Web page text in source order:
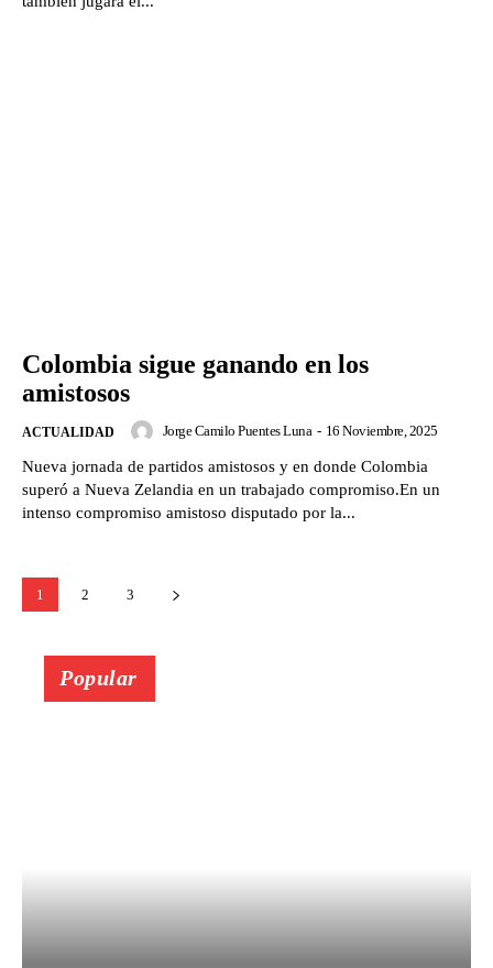
Colombia sigue ganando en los
amistosos
ACTUALIDAD Jorge Camilo Puentes Luna - 16 Noviembre, 2025
Nueva jornada de partidos amistosos y en donde Colombia
superó a Nueva Zelandia en un trabajado compromiso.En un
intenso compromiso amistoso disputado por la...
1 2 3
Popular